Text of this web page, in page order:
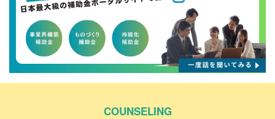
COUNSELING